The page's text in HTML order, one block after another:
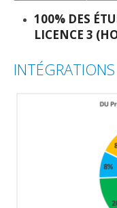
100% DES
LICENCE 3